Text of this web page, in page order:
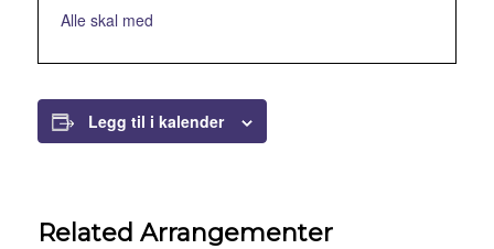
Alle skal med
Legg til i kalender
Related Arrangementer